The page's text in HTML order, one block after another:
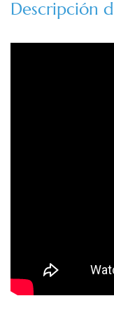
Descripción